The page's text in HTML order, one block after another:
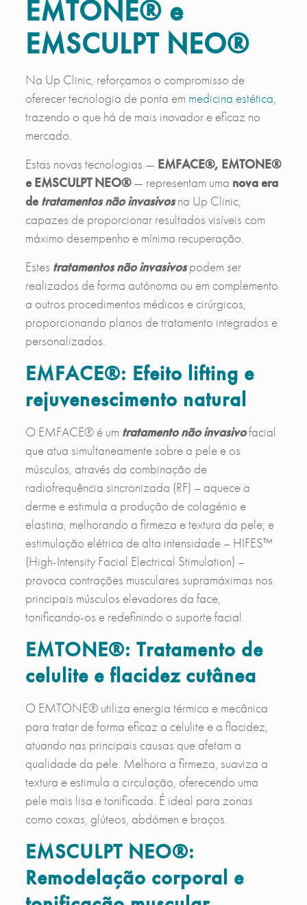
EMTONE® e
EMSCULPT NEO®
Na Up Clinic, reforçamos o compromisso de
oferecer tecnologia de ponta em medicina estética,
trazendo o que há de mais inovador e eficaz no
mercado.
Estas novas tecnologias — EMFACE®, EMTONE®
e EMSCULPT NEO®— representam uma nova era
detratamentos não invasivosna Up Clinic,
capazes de proporcionar resultados visíveis com
máximo desempenho e mínima recuperação.
Estes tratamentos não invasivospodem ser
realizados de forma autónoma ou em complemento
a outros procedimentos médicos e cirúrgicos,
proporcionando planos de tratamento integrados e
personalizados.
EMFACE®: Efeito lifting e
rejuvenescimento natural
O EMFACE® é um tratamento não invasivofacial
que atua simultaneamente sobre a pele e os
músculos, através da combinação de
radiofrequência sincronizada (RF) – aquece a
derme e estimula a produção de colagénio e
elastina, melhorando a firmeza e textura da pele; e
estimulação elétrica de alta intensidade – HIFES™
(High-Intensity Facial Electrical Stimulation) –
provoca contrações musculares supramáximas nos
principais músculos elevadores da face,
tonificando-os e redefinindo o suporte facial.
EMTONE®: Tratamento de
celulite e flacidez cutânea
O EMTONE® utiliza energia térmica e mecânica
para tratar de forma eficaz a celulite e a flacidez,
atuando nas principais causas que afetam a
qualidade da pele. Melhora a firmeza, suaviza a
textura e estimula a circulação, oferecendo uma
pele mais lisa e tonificada. É ideal para zonas
como coxas, glúteos, abdómen e braços.
EMSCULPT NEO®:
Remodelação corporal e